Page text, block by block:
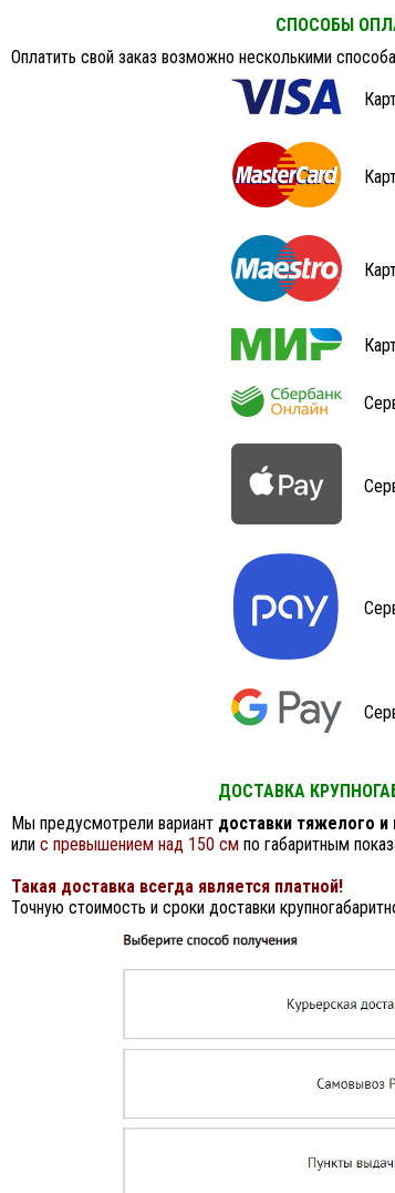
СПОСОБЫ
Оплатить свой заказ возможно несколькими
ДОСТАВКА
Мы предусмотрели вариант доставки тяжелого и
или с превышением над 150 см по габаритным
Такая доставка всегда является платной!
Точную стоимость и сроки доставки